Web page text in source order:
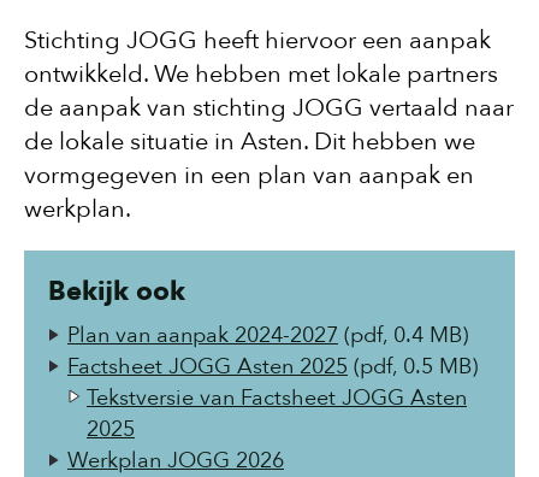
Stichting JOGG heeft hiervoor een aanpak
ontwikkeld. We hebben met lokale partners
de aanpak van stichting JOGG vertaald naar
de lokale situatie in Asten. Dit hebben we
vormgegeven in een plan van aanpak en
werkplan.
Bekijk ook
Plan van aanpak 2024-2027 (pdf, 0.4 MB)
Factsheet JOGG Asten 2025 (pdf, 0.5 MB)
Tekstversie van Factsheet JOGG Asten
2025
Werkplan JOGG 2026